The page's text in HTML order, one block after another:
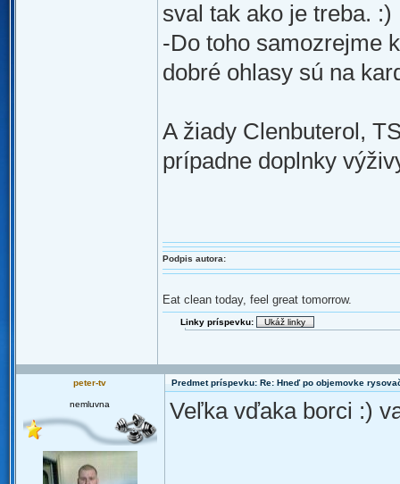
sval tak ako je treba. :)
-Do toho samozrejme
dobré ohlasy sú na
A žiady Clenbuterol,
prípadne doplnky
Podpis autora:
Eat clean today, feel great tomorrow.
Linky príspevku:
peter-tv Predmet príspevku: Re: Hneď po objemovke
nemluvna Veľka vďaka borci :)